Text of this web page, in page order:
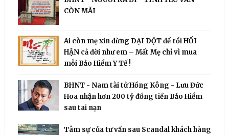
CÒN MÃI
Ai còn mẹ xin đừng DẠI DỘT để rồi HỐI
HẬN cả đời như em – Mất Mẹ chỉ vì mua
mỗi Bảo Hiểm Y Tế !
BHNT - Nam tài tử Hồng Kông - Lưu Đức
Hoa nhận hơn 200 tỷ đồng tiền Bảo Hiểm
sau tai nạn
Tâm sự của tư vấn sau Scandal khách hàng